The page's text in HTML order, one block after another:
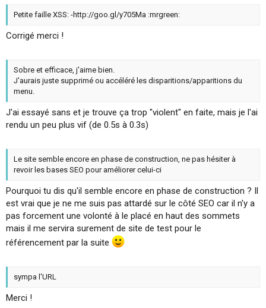
Petite faille XSS: -http://goo.gl/y705Ma :mrgreen:
Corrigé merci !
Sobre et efficace, j'aime bien.
J'aurais juste supprimé ou accéléré les disparitions/apparitions du
menu.
J'ai essayé sans et je trouve ça trop "violent" en faite, mais je l'ai
rendu un peu plus vif (de 0.5s à 0.3s)
Le site semble encore en phase de construction, ne pas hésiter à
revoir les bases SEO pour améliorer celui-ci
Pourquoi tu dis qu'il semble encore en phase de construction ? Il
est vrai que je ne me suis pas attardé sur le côté SEO car il n'y a
pas forcement une volonté à le placé en haut des sommets
mais il me servira surement de site de test pour le
référencement par la suite
sympa l'URL
Merci !